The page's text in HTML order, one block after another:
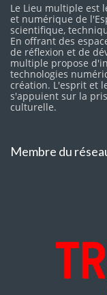
Le Lieu multiple est
et numérique de
scientifique,
En offrant des
de réflexion et de
multiple propose
technologies
création. L'esprit et
s'appuient sur la
culturelle.
Membre du